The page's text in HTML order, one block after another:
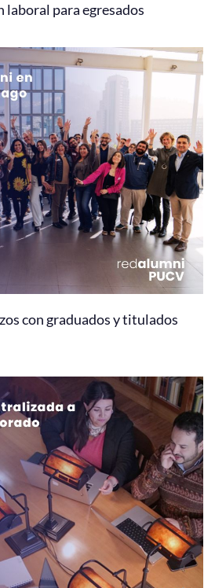
laboral para egresados
con graduados y titulados